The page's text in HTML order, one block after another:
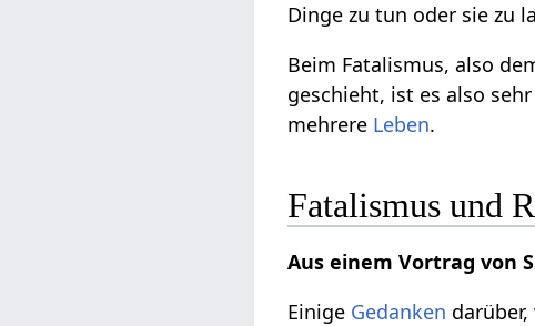
Dinge zu tun oder sie zu
Beim Fatalismus, also
geschieht, ist es also
mehrere Leben.
Fatalismus und
Aus einem Vortrag von
Einige Gedanken